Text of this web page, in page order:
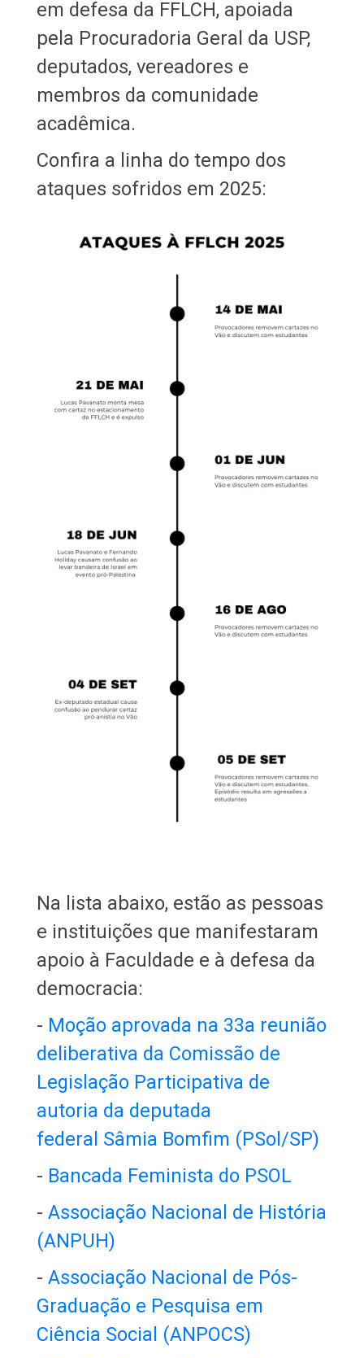
em defesa da FFLCH, apoiada
pela Procuradoria Geral da USP,
deputados, vereadores e
membros da comunidade
acadêmica.
Confira a linha do tempo dos
ataques sofridos em 2025:
Na lista abaixo, estão as pessoas
e instituições que manifestaram
apoio à Faculdade e à defesa da
democracia:
- Moção aprovada na 33a reunião
deliberativa da Comissão de
Legislação Participativa de
autoria da deputada
federal Sâmia Bomfim (PSol/SP)
- Bancada Feminista do PSOL
- Associação Nacional de História
(ANPUH)
- Associação Nacional de Pós-
Graduação e Pesquisa em
Ciência Social (ANPOCS)